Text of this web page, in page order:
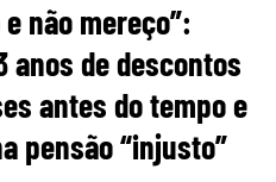
não mereço”:
de descontos
antes do tempo e
pensão “injusto”